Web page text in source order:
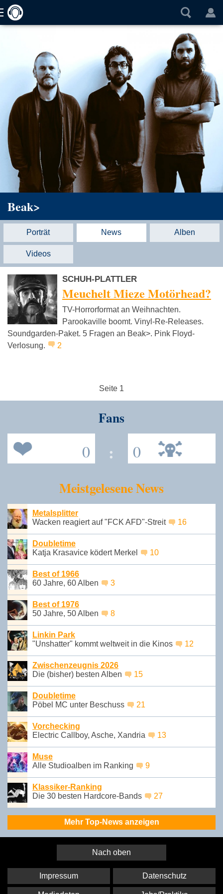
Beak>
Porträt News Alben
Videos
SCHUH-PLATTLER
Meuchelt Mieze Motörhead?
TV-Horrorformat an Weihnachten.
Parookaville boomt. Vinyl-Re-Releases.
Soundgarden-Paket. 5 Fragen an Beak>. Pink Floyd-
Verlosung.
2
Seite 1
Fans
0 : 0
Meistgelesene News
Metalsplitter
Wacken reagiert auf "FCK AFD"-Streit
16
Doubletime
Katja Krasavice ködert Merkel
10
Best of 1966
60 Jahre, 60 Alben
3
Best of 1976
50 Jahre, 50 Alben
8
Linkin Park
"Unshatter" kommt weltweit in die Kinos
12
Zwischenzeugnis 2026
Die (bisher) besten Alben
15
Doubletime
Pöbel MC unter Beschuss
21
Vorchecking
Electric Callboy, Asche, Xandria
13
Muse
Alle Studioalben im Ranking
9
Klassiker-Ranking
Die 30 besten Hardcore-Bands
27
Mehr Top-News anzeigen
Nach oben
Impressum Datenschutz